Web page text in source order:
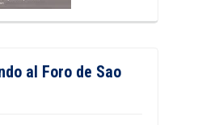
al Foro de Sao